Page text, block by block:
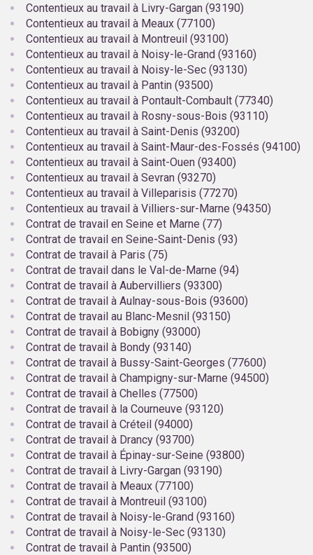
Contentieux au travail à Livry-Gargan (93190)
Contentieux au travail à Meaux (77100)
Contentieux au travail à Montreuil (93100)
Contentieux au travail à Noisy-le-Grand (93160)
Contentieux au travail à Noisy-le-Sec (93130)
Contentieux au travail à Pantin (93500)
Contentieux au travail à Pontault-Combault (77340)
Contentieux au travail à Rosny-sous-Bois (93110)
Contentieux au travail à Saint-Denis (93200)
Contentieux au travail à Saint-Maur-des-Fossés (94100)
Contentieux au travail à Saint-Ouen (93400)
Contentieux au travail à Sevran (93270)
Contentieux au travail à Villeparisis (77270)
Contentieux au travail à Villiers-sur-Marne (94350)
Contrat de travail en Seine et Marne (77)
Contrat de travail en Seine-Saint-Denis (93)
Contrat de travail à Paris (75)
Contrat de travail dans le Val-de-Marne (94)
Contrat de travail à Aubervilliers (93300)
Contrat de travail à Aulnay-sous-Bois (93600)
Contrat de travail au Blanc-Mesnil (93150)
Contrat de travail à Bobigny (93000)
Contrat de travail à Bondy (93140)
Contrat de travail à Bussy-Saint-Georges (77600)
Contrat de travail à Champigny-sur-Marne (94500)
Contrat de travail à Chelles (77500)
Contrat de travail à la Courneuve (93120)
Contrat de travail à Créteil (94000)
Contrat de travail à Drancy (93700)
Contrat de travail à Épinay-sur-Seine (93800)
Contrat de travail à Livry-Gargan (93190)
Contrat de travail à Meaux (77100)
Contrat de travail à Montreuil (93100)
Contrat de travail à Noisy-le-Grand (93160)
Contrat de travail à Noisy-le-Sec (93130)
Contrat de travail à Pantin (93500)